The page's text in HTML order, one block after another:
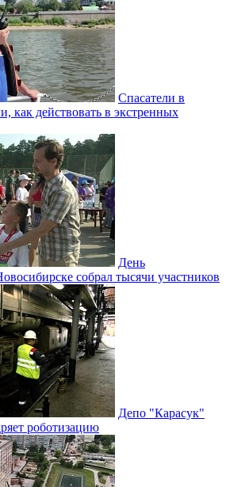
Спасатели в
как действовать в экстренных
День
собрал тысячи участников
Депо "Карасук"
роботизацию